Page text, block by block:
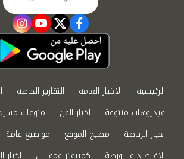
facebook
twitter
youtube
الرئيسية الاخبار العامة التقارير الخاصة
فيديوهات متنوعة
اخبار الفن
منوعات
اخبار الرياضة
مطبخ الموقع
مواضيع عامة
الاقتصاد والبورصة
كمبيوتر وموبايل